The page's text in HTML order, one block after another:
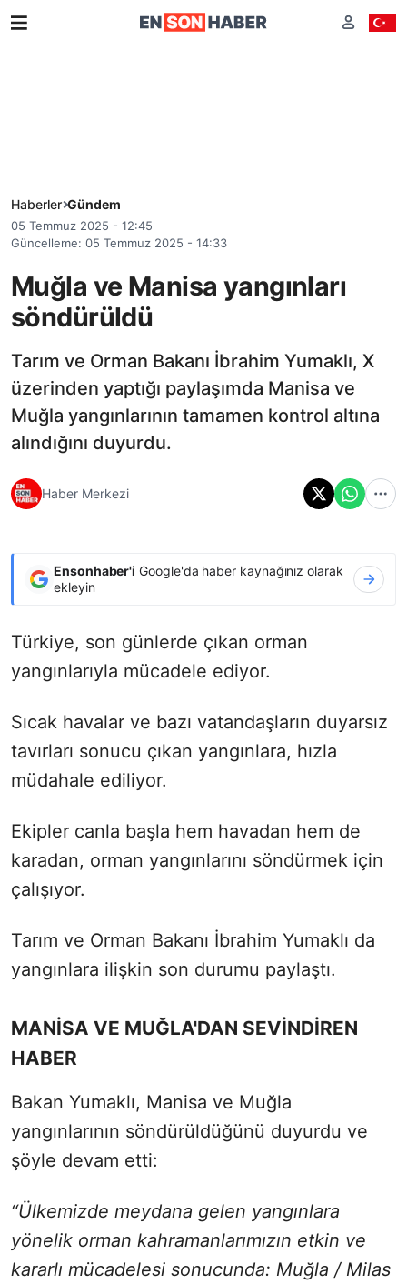
Haberler Gündem
05 Temmuz 2025 - 12:45
Güncelleme: 05 Temmuz 2025 - 14:33
Muğla ve Manisa yangınları
söndürüldü
Tarım ve Orman Bakanı İbrahim Yumaklı, X
üzerinden yaptığı paylaşımda Manisa ve
Muğla yangınlarının tamamen kontrol altına
alındığını duyurdu.
Haber Merkezi
Ensonhaber'i Google'da haber kaynağınız olarak
ekleyin
Türkiye, son günlerde çıkan orman
yangınlarıyla mücadele ediyor.
Sıcak havalar ve bazı vatandaşların duyarsız
tavırları sonucu çıkan yangınlara, hızla
müdahale ediliyor.
Ekipler canla başla hem havadan hem de
karadan, orman yangınlarını söndürmek için
çalışıyor.
Tarım ve Orman Bakanı İbrahim Yumaklı da
yangınlara ilişkin son durumu paylaştı.
MANİSA VE MUĞLA'DAN SEVİNDİREN
HABER
Bakan Yumaklı, Manisa ve Muğla
yangınlarının söndürüldüğünü duyurdu ve
şöyle devam etti:
“Ülkemizde meydana gelen yangınlara
yönelik orman kahramanlarımızın etkin ve
kararlı mücadelesi sonucunda: Muğla / Milas